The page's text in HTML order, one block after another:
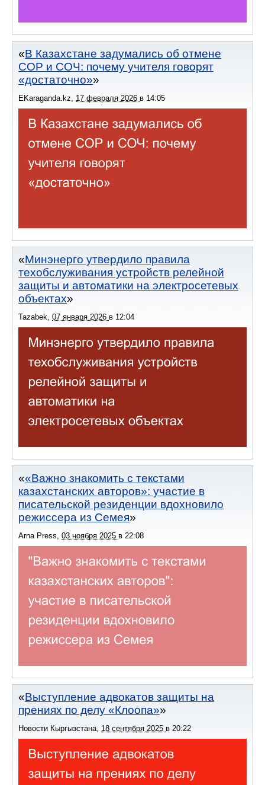
В Казахстане задумались об отмене
СОР и СОЧ: почему учителя говорят
«достаточно»
EKaraganda.kz, 17 февраля 2026 в 14:05
Минэнерго утвердило правила
техобслуживания устройств релейной
защиты и автоматики на электросетевых
объектах
Tazabek, 07 января 2026 в 12:04
«Важно знакомить с текстами
казахстанских авторов»: участие в
писательской резиденции вдохновило
режиссера из Семея
Arna Press 03 ноября 2025 в 22:08
Выступление адвокатов защиты на
прениях по делу «Клоопа»
Новости Кыргызстана 18 сентября 2025 в 20:22